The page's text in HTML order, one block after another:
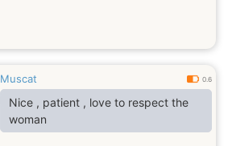
Muscat 0.6
Nice , patient , love to respect the
woman